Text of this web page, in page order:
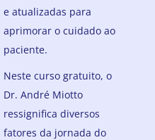
e atualizadas para
aprimorar o cuidado ao
paciente.
Neste curso gratuito, o
Dr. André Miotto
ressignifica diversos
fatores da jornada do